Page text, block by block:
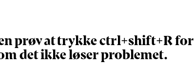
prøv at trykke ctrl+shift+R for
det ikke løser problemet.